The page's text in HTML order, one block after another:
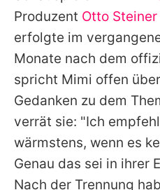
Alle Themen
App
Produzent Otto Steiner
erfolgte im
Monate nach dem
spricht Mimi offen
Gedanken zu dem
verrät sie: "Ich
wärmstens, wenn es
Genau das sei in ihrer
Nach der Trennung